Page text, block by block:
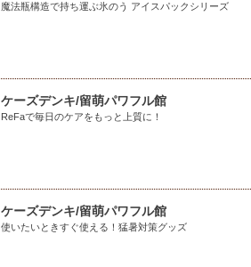
魔法瓶構造で持ち運ぶ氷のう アイスパックシリーズ
ケーズデンキ/留萌パワフル館
ReFaで毎日のケアをもっと上質に！
ケーズデンキ/留萌パワフル館
使いたいときすぐ使える！猛暑対策グッズ